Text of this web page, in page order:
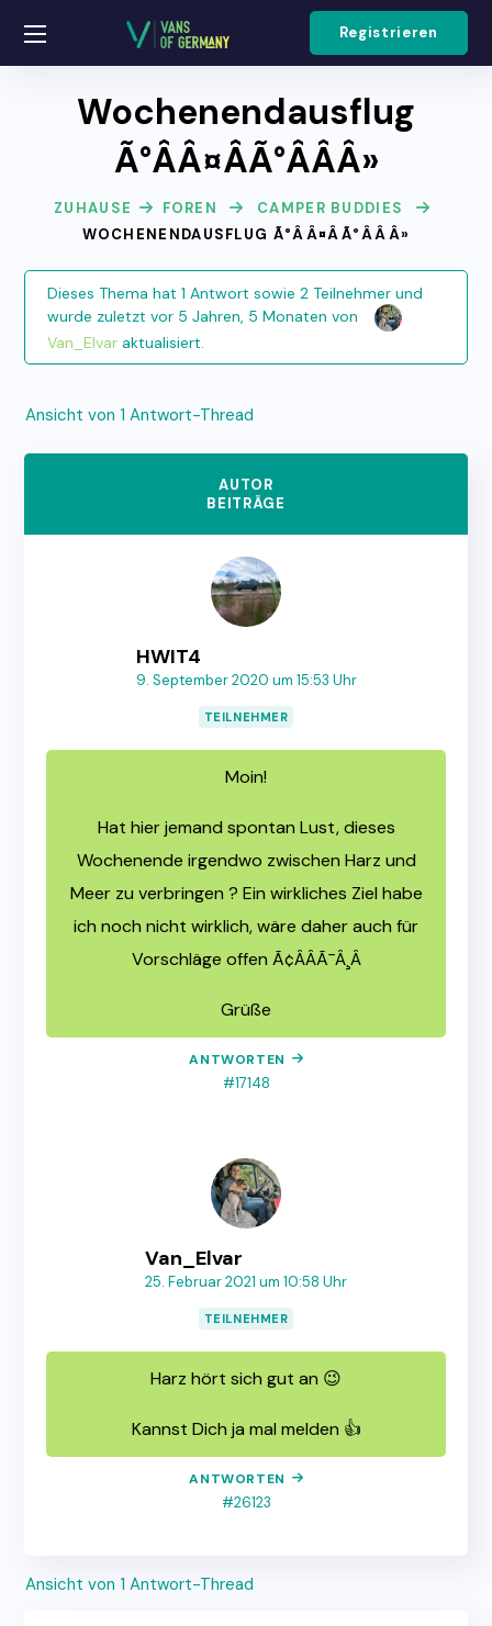
Registrieren
Wochenendausflug
Ã°ÂÂ¤ÂÃ°ÂÂÂ»
ZUHAUSE FOREN
CAMPER BUDDIES
WOCHENENDAUSFLUG Ã°ÂÂ¤ÂÃ°ÂÂÂ»
Dieses Thema hat 1 Antwort sowie 2 Teilnehmer und
wurde zuletzt vor 5 Jahren, 5 Monaten von
Van_Elvaraktualisiert.
Ansicht von 1 Antwort-Thread
AUTOR
BEITRÄGE
HWIT4
9. September 2020 um 15:53 Uhr
TEILNEHMER
Moin!
Hat hier jemand spontan Lust, dieses
Wochenende irgendwo zwischen Harz und
Meer zu verbringen ? Ein wirkliches Ziel habe
ich noch nicht wirklich, wäre daher auch für
Vorschläge offen Ã¢ÂÂÃ¯Â¸Â
Grüße
ANTWORTEN
#17148
Van_Elvar
25. Februar 2021 um 10:58 Uhr
TEILNEHMER
Harz hört sich gut an 😉
Kannst Dich ja mal melden 👍
ANTWORTEN
#26123
Ansicht von 1 Antwort-Thread